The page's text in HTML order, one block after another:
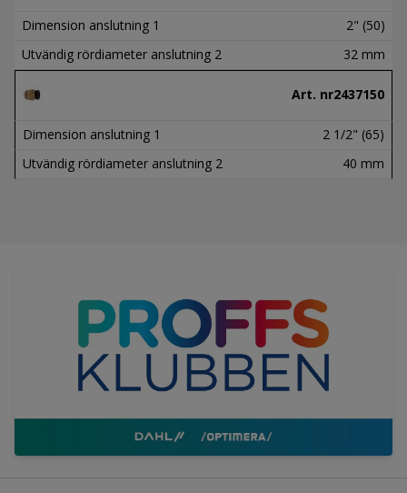
Dimension anslutning 1
2" (50)
Utvändig rördiameter anslutning 2
32 mm
Art. nr2437150
Dimension anslutning 1
2 1/2" (65)
Utvändig rördiameter anslutning 2
40 mm